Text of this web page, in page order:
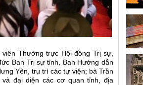
Thường trực Hội đồng Trị sự,
Ban Trị sự tỉnh, Ban Hướng dẫn
Yên, trụ trì các tự viện; bà Trần
đại diện các cơ quan tỉnh, địa